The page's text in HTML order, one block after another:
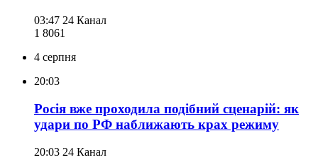
03:47 24 Канал
1 8061
4 серпня
20:03
Росія вже проходила подібний сценарій: як
удари по РФ наближають крах режиму
20:03 24 Канал